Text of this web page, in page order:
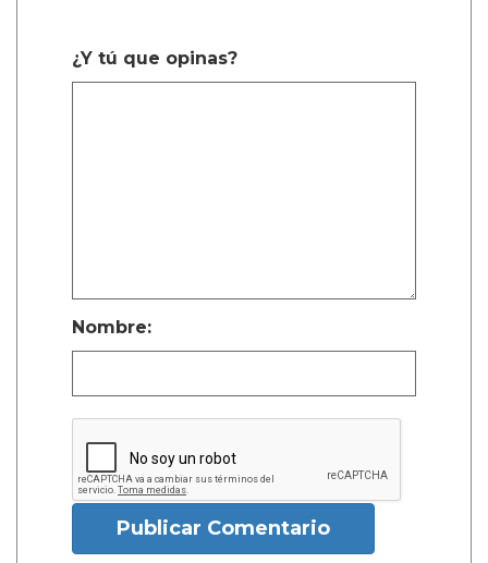
¿Y tú que opinas?
Nombre:
Publicar Comentario